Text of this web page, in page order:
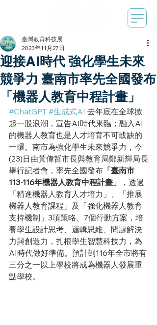
迎接AI時代 強化學生未來
競爭力 臺南市率先全國發布
「機器人教育中程計畫」
臺灣教育科技展
2023年11月27日
#ChatGPT #生成式AI 去年底在全球掀
起一股浪潮，宣告AI時代來臨；融入AI
的機器人教育也是人才培育不可或缺的
一環。南市為強化學生未來競爭力，今
(23)日由黃偉哲市長與教育局鄭新輝局長
舉行記者會，率先全國發布 「臺南市
113-116年機器人教育中程計畫」
，透過
「精進機器人教育人才培力」、「推展
機器人教育課程」及「強化機器人教育
支持機制」3項策略、7個行動方案，培
養學生設計思考、邏輯思維、問題解決
力與創造力，扎根學生智慧科技力，為
AI時代做好準備。預計到116年全市將有
三分之一以上學校將成為機器人發展重
點學校。